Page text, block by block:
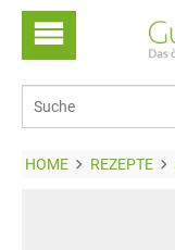
HOME REZEPTE